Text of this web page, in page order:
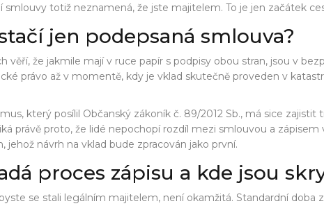
smlouvy totiž neznamená, že jste majitelem. To je jen začátek
jen podepsaná smlouva?
věří, že jakmile mají v ruce papír s podpisy obou stran, jsou v
právo až v momentě, kdy je vklad skutečně proveden v
který posílil Občanský zákoník č. 89/2012 Sb., má sice zajistit
právě proto, že lidé nepochopí rozdíl mezi smlouvou a
jehož návrh na vklad bude zpracován jako první.
proces zápisu a kde jsou
se stali legálním majitelem, není okamžitá. Standardní